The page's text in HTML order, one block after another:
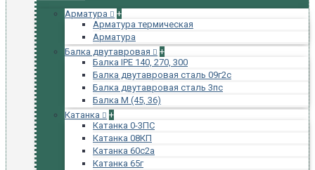
Арматура
+
Арматура термическая
Арматура
Балка двутавровая
+
Балка IPE 140, 270, 300
Балка двутавровая сталь 09г2с
Балка двутавровая сталь 3пс
Балка М (45, 36)
Катанка
+
Катанка 0-3ПС
Катанка 08КП
Катанка 60с2а
Катанка 65г